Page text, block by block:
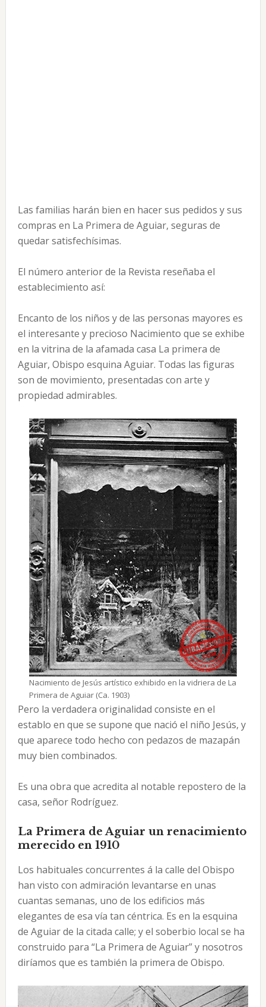
Las familias harán bien en hacer sus pedidos y sus
compras en La Primera de Aguiar, seguras de
quedar satisfechísimas.
El número anterior de la Revista reseñaba el
establecimiento así:
Encanto de los niños y de las personas mayores es
el interesante y precioso Nacimiento que se exhibe
en la vitrina de la afamada casa La primera de
Aguiar, Obispo esquina Aguiar. Todas las figuras
son de movimiento, presentadas con arte y
propiedad admirables.
Nacimiento de Jesús artístico exhibido en la vidriera de La
Primera de Aguiar (Ca. 1903)
Pero la verdadera originalidad consiste en el
establo en que se supone que nació el niño Jesús, y
que aparece todo hecho con pedazos de mazapán
muy bien combinados.
Es una obra que acredita al notable repostero de la
casa, señor Rodríguez.
La Primera de Aguiar un renacimiento
merecido en 1910
Los habituales concurrentes á la calle del Obispo
han visto con admiración levantarse en unas
cuantas semanas, uno de los edificios más
elegantes de esa vía tan céntrica. Es en la esquina
de Aguiar de la citada calle; y el soberbio local se ha
construido para “La Primera de Aguiar” y nosotros
diríamos que es también la primera de Obispo.